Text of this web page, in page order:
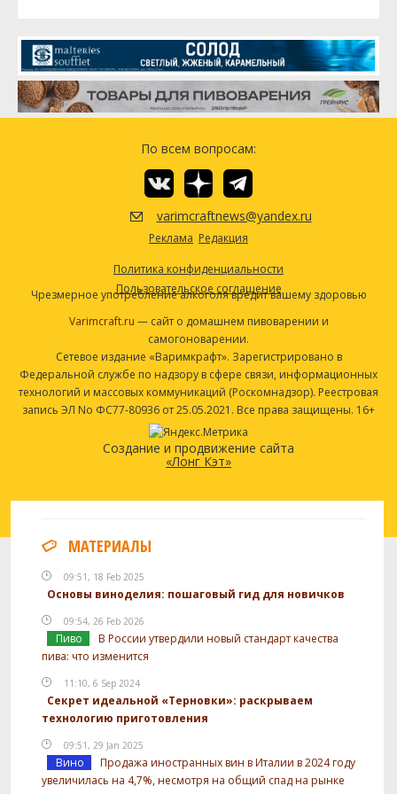
По всем вопросам:
varimcraftnews@yandex.ru
Реклама Редакция
Политика конфиденциальности
Пользовательское соглашение
Чрезмерное употребление алкоголя вредит вашему здоровью
Varimcraft.ru — сайт о домашнем пивоварении и
самогоноварении.
Сетевое издание «Варимкрафт». Зарегистрировано в
Федеральной службе по надзору в сфере связи, информационных
технологий и массовых коммуникаций (Роскомнадзор). Реестровая
запись ЭЛ No ФС77-80936 от 25.05.2021. Все права защищены. 16+
Создание и продвижение сайта
«Лонг Кэт»
МАТЕРИАЛЫ
09:51, 18 Feb 2025
Основы виноделия: пошаговый гид для новичков
09:54, 26 Feb 2026
Пиво
В России утвердили новый стандарт качества
пива: что изменится
11:10, 6 Sep 2024
Секрет идеальной «Терновки»: раскрываем
технологию приготовления
09:51, 29 Jan 2025
Вино
Продажа иностранных вин в Италии в 2024 году
увеличилась на 4,7%, несмотря на общий спад на рынке